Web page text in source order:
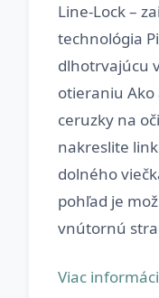
Line-Lock –
technológia
dlhotrvajúcu
otieraniu Ako
ceruzky na
nakreslite
dolného
pohľad je